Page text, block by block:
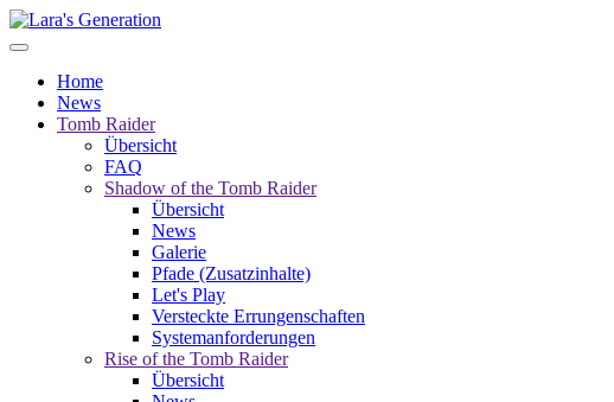
Home
News
Tomb Raider
Übersicht
FAQ
Shadow of the Tomb Raider
Übersicht
News
Galerie
Pfade (Zusatzinhalte)
Let's Play
Versteckte Errungenschaften
Systemanforderungen
Rise of the Tomb Raider
Übersicht